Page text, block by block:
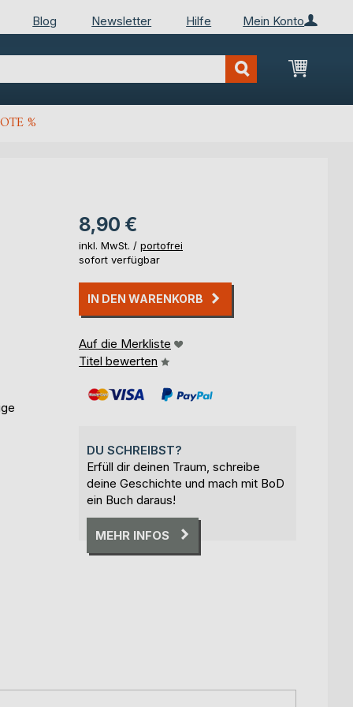
Mein Konto
Blog Newsletter Hilfe
Mein
%
8,90 €
inkl. MwSt. / portofrei
sofort verfügbar
IN DEN WARENKORB
Auf die Merkliste
Titel bewerten
DU SCHREIBST?
Erfüll dir deinen Traum, schreibe
deine Geschichte und mach mit BoD
ein Buch daraus!
MEHR INFOS